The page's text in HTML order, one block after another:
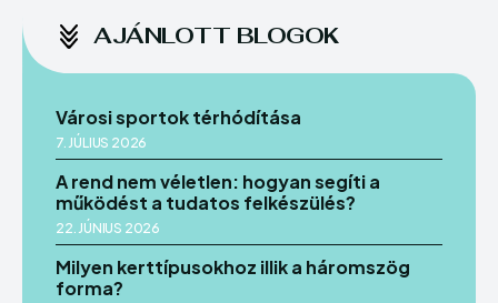
Copyright © Newspaper Theme.
Copyright © Newspaper Theme.
AJÁNLOTT BLOGOK
Városi sportok térhódítása
7. JÚLIUS 2026
A rend nem véletlen: hogyan segíti a
működést a tudatos felkészülés?
22. JÚNIUS 2026
Milyen kerttípusokhoz illik a háromszög
forma?